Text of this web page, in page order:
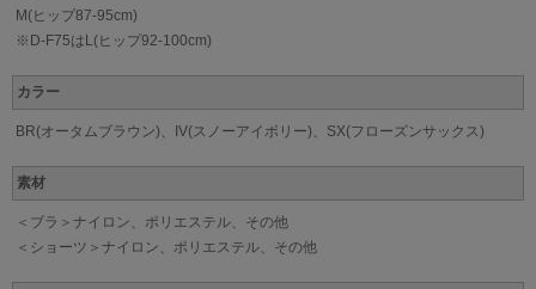
M(ヒップ87-95cm)
※D-F75はL(ヒップ92-100cm)
カラー
BR(オータムブラウン)、IV(スノーアイボリー)、SX(フローズンサックス)
素材
＜ブラ＞ナイロン、ポリエステル、その他
＜ショーツ＞ナイロン、ポリエステル、その他